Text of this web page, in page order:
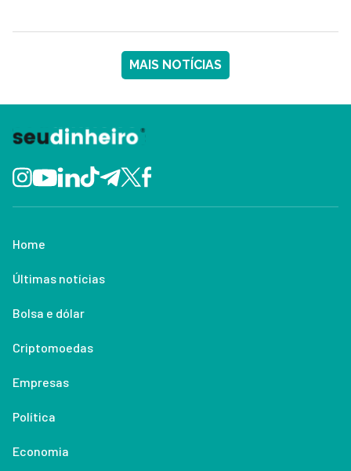
MAIS NOTÍCIAS
Home
Últimas notícias
Bolsa e dólar
Criptomoedas
Empresas
Política
Economia